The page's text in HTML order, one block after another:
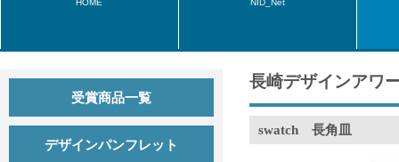
長崎デザインアワ
swatch 長角皿
受賞商品一覧
デザインパンフレット